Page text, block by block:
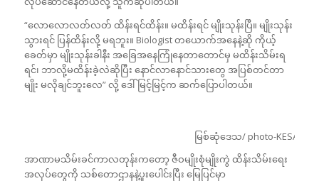
“လောလောလတ်လတ် ထိန်းရင်ထိန်း။ မထိန်းရင် မျိုးသုန်းပြီ။ မျိုးသုန်း
သွားရင် ပြန်ထိန်းလို့ မရဘူး။ Biologist တယောက်အနေနဲ့ဆို ကိုယ့်
ခေတ်မှာ မျိုးသုန်းခါနီး အခြေအနေကြုံနေတာတောင်မှ မထိန်းသိမ်းရ
ရင်၊ ဘာလို့မထိန်းခဲ့လဲဆိုပြီး နောင်လာနောင်သားတွေ အပြစ်တင်တာ
မျိုး မလိုချင်ဘူးလေ” လို့ ဒေါ်မြင့်မြင့်က ဆက်ပြောပါတယ်။
မြစ်ဆုံဒေသ/ photo-KESAN
အာဏာမသိမ်းခင်ကာလတုန်းကတော့ ဇီဝမျိုးစုံမျိုးကွဲ ထိန်းသိမ်းရေး
အလုပ်တွေကို သစ်တောဌာနနဲ့ပူးပေါင်းပြီး မြေပြင်မှာ